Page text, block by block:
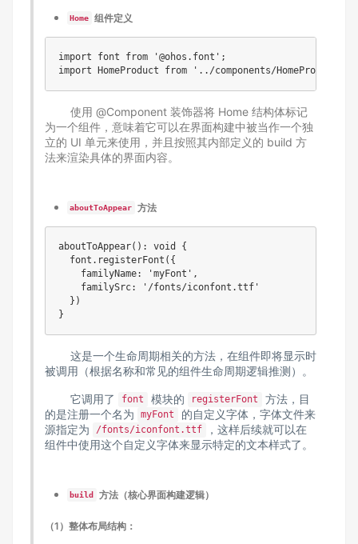
Home 组件定义
import font from '@ohos.font';
import HomeProduct from '../components/HomeProduct';
使用 @Component 装饰器将 Home 结构体标记
为一个组件，意味着它可以在界面构建中被当作一个独
立的 UI 单元来使用，并且按照其内部定义的 build 方
法来渲染具体的界面内容。
aboutToAppear 方法
aboutToAppear(): void {
  font.registerFont({
    familyName: 'myFont',
    familySrc: '/fonts/iconfont.ttf'
  })
这是一个生命周期相关的方法，在组件即将显示时
被调用（根据名称和常见的组件生命周期逻辑推测）。
它调用了 font 模块的 registerFont
方法，目
的是注册一个名为
myFont
的自定义字体，字体文件来
源指定为
/fonts/iconfont.ttf
，这样后续就可以在
组件中使用这个自定义字体来显示特定的文本样式了。
build 方法（核心界面构建逻辑）
（1）整体布局结构：